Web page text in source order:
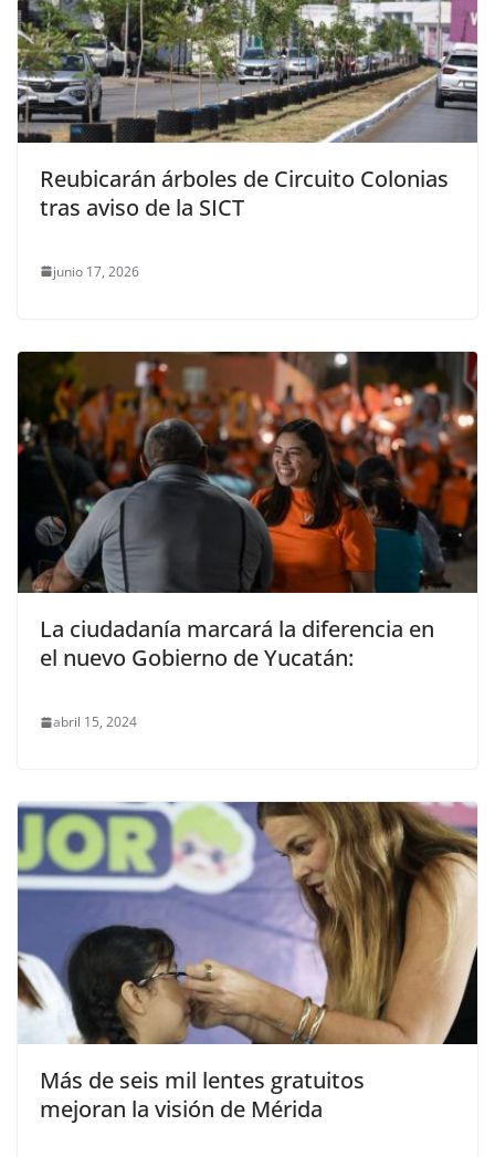
Reubicarán árboles de Circuito Colonias
tras aviso de la SICT
junio 17, 2026
La ciudadanía marcará la diferencia en
el nuevo Gobierno de Yucatán:
abril 15, 2024
Más de seis mil lentes gratuitos
mejoran la visión de Mérida